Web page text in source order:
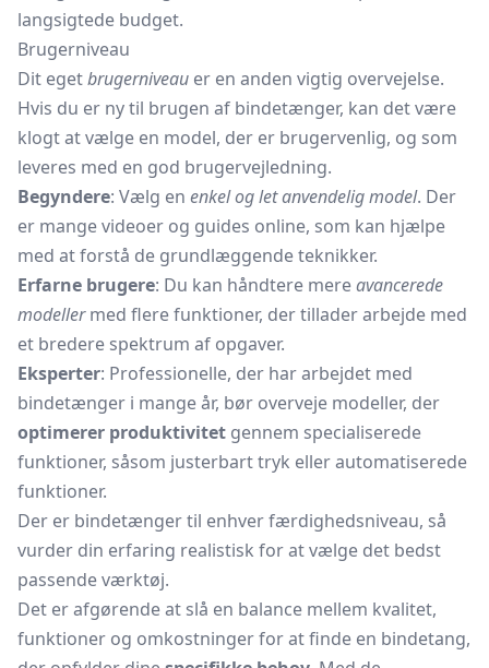
langsigtede budget.
Brugerniveau
Dit egetbrugerniveau er en anden vigtig overvejelse.
Hvis du er ny til brugen af bindetænger, kan det være
klogt at vælge en model, der er brugervenlig, og som
leveres med en god brugervejledning.
Begyndere: Vælg en enkel og let anvendelig model. Der
er mange videoer og guides online, som kan hjælpe
med at forstå de grundlæggende teknikker.
Erfarne brugere: Du kan håndtere mereavancerede
modellermed flere funktioner, der tillader arbejde med
et bredere spektrum af opgaver.
Eksperter: Professionelle, der har arbejdet med
bindetænger i mange år, bør overveje modeller, der
optimerer produktivitet gennem specialiserede
funktioner, såsom justerbart tryk eller automatiserede
funktioner.
Der er bindetænger til enhver færdighedsniveau, så
vurder din erfaring realistisk for at vælge det bedst
passende værktøj.
Det er afgørende at slå en balance mellem kvalitet,
funktioner og omkostninger for at finde en bindetang,